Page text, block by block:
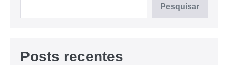
Pesquisar
Posts recentes